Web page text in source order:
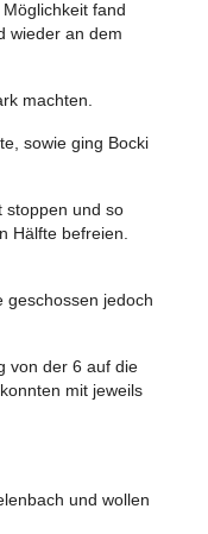
fand
wieder an dem
machten.
sowie ging Bocki
stoppen und so
Hälfte befreien.
geschossen jedoch
von der 6 auf die
mit jeweils
und wollen